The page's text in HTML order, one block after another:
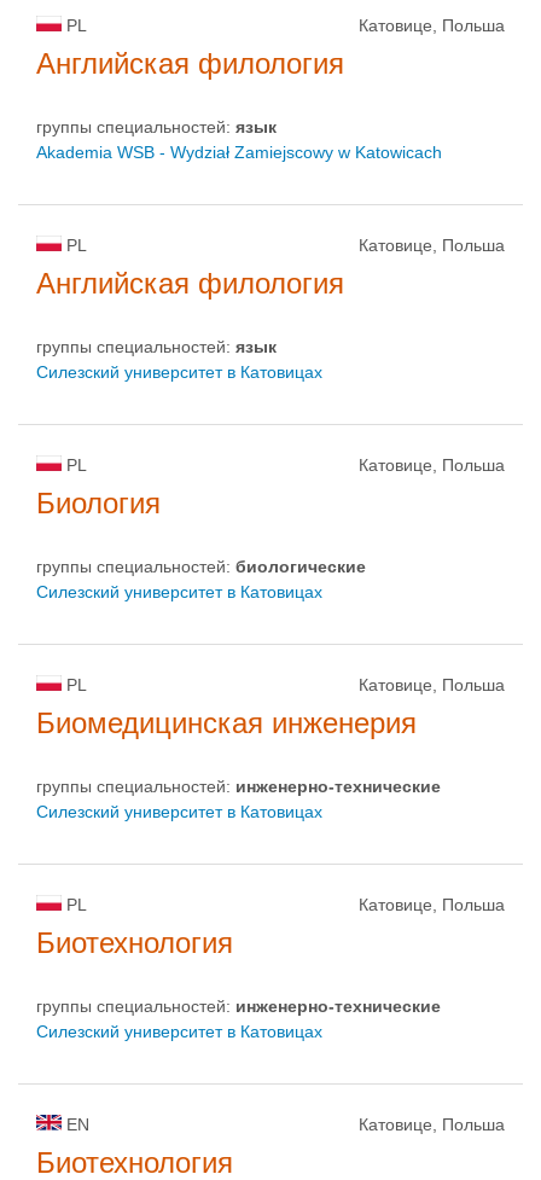
PL Катовице, Польша
Английская филология
группы специальностей: язык
Akademia WSB - Wydział Zamiejscowy w Katowicach
PL Катовице, Польша
Английская филология
группы специальностей: язык
Силезский университет в Катовицах
PL Катовице, Польша
Биология
группы специальностей: биологическиe
Силезский университет в Катовицах
PL Катовице, Польша
Биомедицинская инженерия
группы специальностей: инженерно-техническиe
Силезский университет в Катовицах
PL Катовице, Польша
Биотехнология
группы специальностей: инженерно-техническиe
Силезский университет в Катовицах
EN Катовице, Польша
Биотехнология